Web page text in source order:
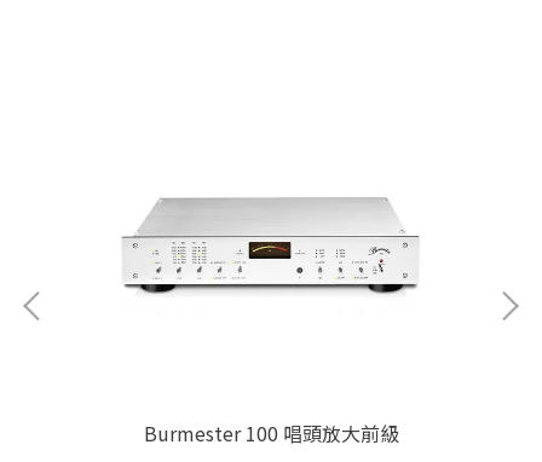
Burmester 100 唱頭放大前級